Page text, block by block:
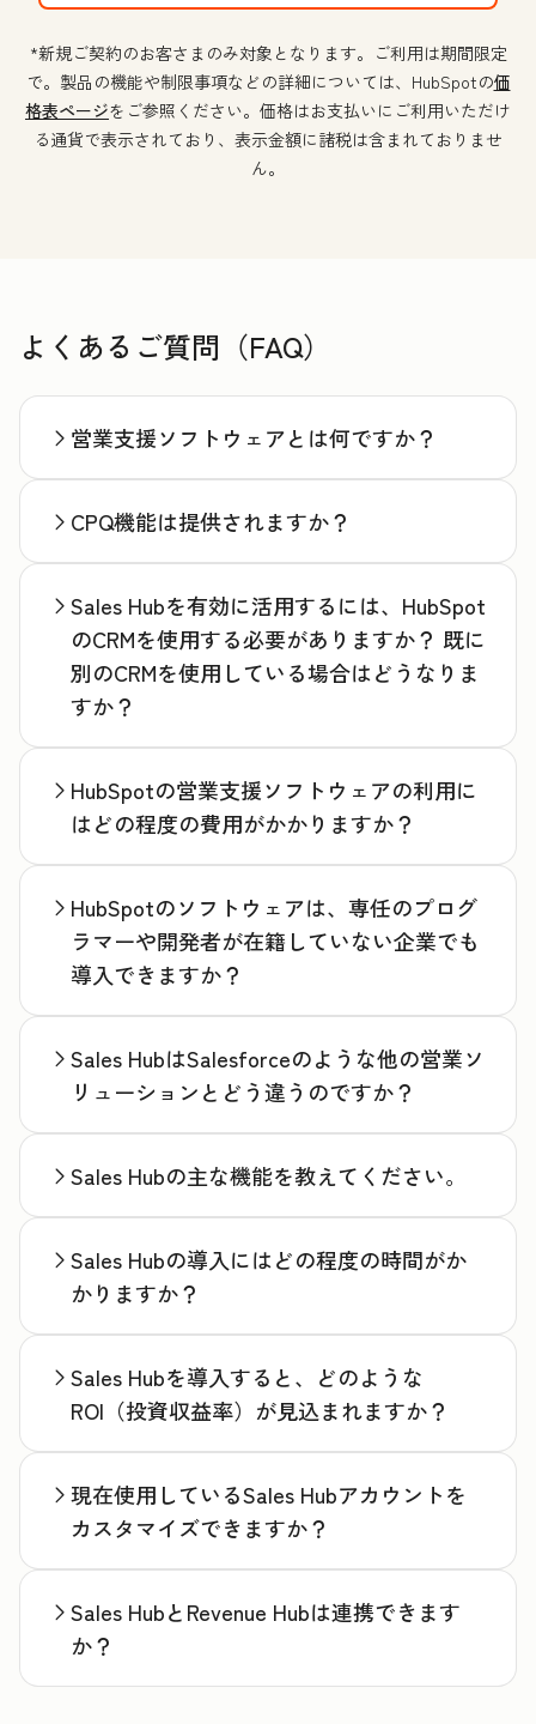
*新規ご契約のお客さまのみ対象となります。ご利用は期間限定
で。製品の機能や制限事項などの詳細については、HubSpotの価
格表ページをご参照ください。価格はお支払いにご利用いただけ
る通貨で表示されており、表示金額に諸税は含まれておりませ
ん。
よくあるご質問（FAQ）
営業支援ソフトウェアとは何ですか？
CPQ機能は提供されますか？
Sales Hubを有効に活用するには、HubSpot
のCRMを使用する必要がありますか？ 既に
別のCRMを使用している場合はどうなりま
すか？
HubSpotの営業支援ソフトウェアの利用に
はどの程度の費用がかかりますか？
HubSpotのソフトウェアは、専任のプログ
ラマーや開発者が在籍していない企業でも
導入できますか？
Sales HubはSalesforceのような他の営業ソ
リューションとどう違うのですか？
Sales Hubの主な機能を教えてください。
Sales Hubの導入にはどの程度の時間がか
かりますか？
Sales Hubを導入すると、どのような
ROI（投資収益率）が見込まれますか？
現在使用しているSales Hubアカウントを
カスタマイズできますか？
Sales HubとRevenue Hubは連携できます
か？